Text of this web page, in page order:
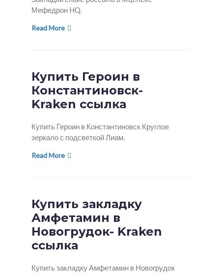
Мефедрон HQ.
Read More
Купить Героин в
Константиновск-
Kraken ссылка
Купить Героин в Константиновск Круглое
зеркало с подсветкой Лиам.
Read More
Купить закладку
Амфетамин в
Новогрудок- Kraken
ссылка
Купить закладку Амфетамин в Новогрудок